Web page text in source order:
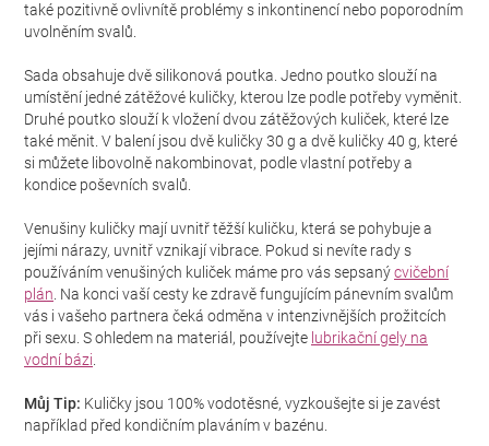
také pozitivně ovlivnítě problémy s inkontinencí nebo poporodním
uvolněním svalů.
Sada obsahuje dvě silikonová poutka. Jedno poutko slouží na
umístění jedné zátěžové kuličky, kterou lze podle potřeby vyměnit.
Druhé poutko slouží k vložení dvou zátěžových kuliček, které lze
také měnit. V balení jsou dvě kuličky 30 g a dvě kuličky 40 g, které
si můžete libovolně nakombinovat, podle vlastní potřeby a
kondice poševních svalů.
Venušiny kuličky mají uvnitř těžší kuličku, která se pohybuje a
jejími nárazy, uvnitř vznikají vibrace. Pokud si nevíte rady s
používáním venušiných kuliček máme pro vás sepsanýcvičební
plán. Na konci vaší cesty ke zdravě fungujícím pánevním svalům
vás i vašeho partnera čeká odměna v intenzivnějších prožitcích
při sexu. S ohledem na materiál, používejte lubrikační gely na
vodní bázi.
Můj Tip: Kuličky jsou 100% vodotěsné, vyzkoušejte si je zavést
například před kondičním plaváním v bazénu.